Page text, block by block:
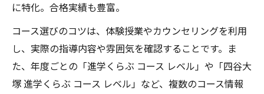
に特化。合格実績も豊富。
コース選びのコツは、体験授業やカウンセリングを利用
し、実際の指導内容や雰囲気を確認することです。ま
た、年度ごとの「進学くらぶ コース レベル」や「四谷大
塚 進学くらぶ コース レベル」など、複数のコース情報